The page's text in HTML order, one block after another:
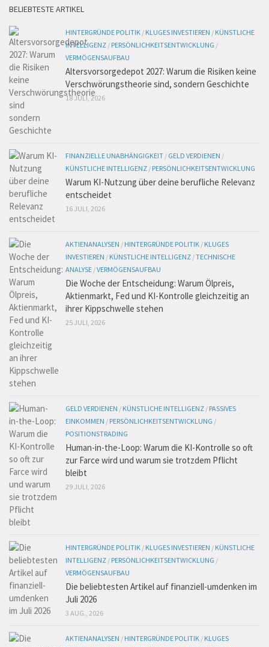
BELIEBTESTE ARTIKEL
HINTERGRÜNDE POLITIK / KLUGES INVESTIEREN / KÜNSTLICHE
INTELLIGENZ / PERSÖNLICHKEITSENTWICKLUNG /
VERMÖGENSAUFBAU
Altersvorsorgedepot 2027: Warum die Risiken keine
Verschwörungstheorie sind, sondern Geschichte
18 JULI, 2026
FINANZIELLE UNABHÄNGIGKEIT / GELD VERDIENEN /
KÜNSTLICHE INTELLIGENZ / PERSÖNLICHKEITSENTWICKLUNG
Warum KI-Nutzung über deine berufliche Relevanz
entscheidet
16 JULI, 2026
AKTIENANALYSEN / HINTERGRÜNDE POLITIK / KLUGES
INVESTIEREN / KÜNSTLICHE INTELLIGENZ /TECHNISCHE
ANALYSE /VERMÖGENSAUFBAU
Die Woche der Entscheidung: Warum Ölpreis,
Aktienmarkt, Fed und KI-Kontrolle gleichzeitig an
ihrer Kippschwelle stehen
25 JULI, 2026
GELD VERDIENEN / KÜNSTLICHE INTELLIGENZ / PASSIVES
EINKOMMEN / PERSÖNLICHKEITSENTWICKLUNG /
POSITIONSTRADING
Human-in-the-Loop: Warum die KI-Kontrolle so oft
zur Farce wird und warum sie trotzdem Pflicht
bleibt
29 JULI, 2026
HINTERGRÜNDE POLITIK / KLUGES INVESTIEREN / KÜNSTLICHE
INTELLIGENZ / PERSÖNLICHKEITSENTWICKLUNG /
VERMÖGENSAUFBAU
Die beliebtesten Artikel auf finanziell-umdenken im
Juli 2026
3 AUG., 2026
AKTIENANALYSEN / HINTERGRÜNDE POLITIK / KLUGES